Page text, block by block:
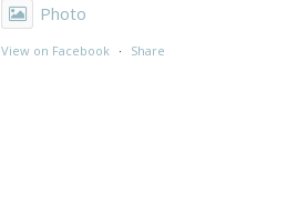
Photo
View on Facebook · Share